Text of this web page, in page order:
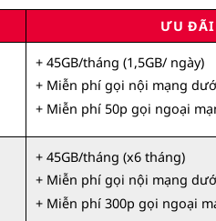
ƯU ĐÃI
+ 45GB/tháng (1,5GB/ ngày)
+ Miễn phí gọi nội mạng
+ Miễn phí 50p gọi ngoại
+ 45GB/tháng (x6 tháng)
+ Miễn phí gọi nội mạng
+ Miễn phí 300p gọi ngoại